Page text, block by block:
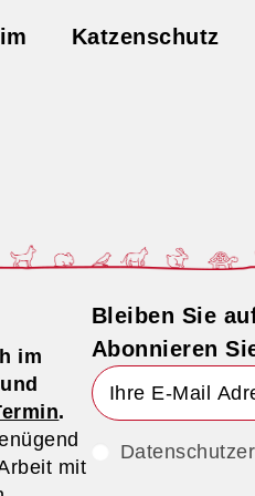
Katzenschutz
im
.
mit
Bleiben Sie
Abonnieren